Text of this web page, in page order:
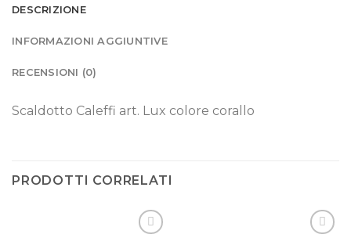
DESCRIZIONE
INFORMAZIONI AGGIUNTIVE
RECENSIONI (0)
Scaldotto Caleffi art. Lux colore corallo
PRODOTTI CORRELATI